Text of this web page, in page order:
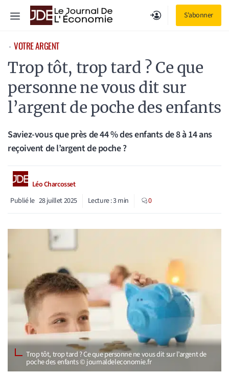
S'abonner
Menu
⋅ VOTRE ARGENT
Trop tôt, trop tard ? Ce que
personne ne vous dit sur
l’argent de poche des enfants
Saviez-vous que près de 44 % des enfants de 8 à 14 ans
reçoivent de l’argent de poche ?
Léo Charcosset
Publié le 28 juillet 2025 Lecture :3min 0
Trop tôt, trop tard ? Ce que personne ne vous dit sur l’argent de
poche des enfants © journaldeleconomie.fr